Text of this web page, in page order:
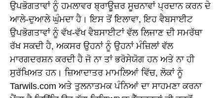
ਉਪਭੋਗਤਾਵਾਂ ਨੂੰ ਹਮਲਾਵਰ ਬ੍ਰਾਊਜ਼ਰ ਸੂਚਨਾਵਾਂ ਪ੍ਰਦਾਨ ਕਰਨ ਦੇ
ਆਲੇ-ਦੁਆਲੇ ਘੁੰਮਦਾ ਹੈ। ਇਸ ਤੋਂ ਇਲਾਵਾ, ਇਹ ਵੈਬਸਾਈਟ
ਉਪਭੋਗਤਾਵਾਂ ਨੂੰ ਵੱਖ-ਵੱਖ ਵੈਬਸਾਈਟਾਂ ਵੱਲ ਲਿਜਾਣ ਦੀ ਸਮਰੱਥਾ
ਰੱਖ ਸਕਦੀ ਹੈ, ਅਕਸਰ ਉਹਨਾਂ ਨੂੰ ਉਹਨਾਂ ਮੰਜ਼ਿਲਾਂ ਵੱਲ
ਮਾਰਗਦਰਸ਼ਨ ਕਰਦੀ ਹੈ ਜੋ ਨਾ ਤਾਂ ਭਰੋਸੇਯੋਗ ਹਨ ਅਤੇ ਨਾ ਹੀ
ਸੁਰੱਖਿਅਤ ਹਨ। ਜ਼ਿਆਦਾਤਰ ਮਾਮਲਿਆਂ ਵਿੱਚ, ਲੋਕਾਂ ਨੂੰ
Tarwils.com ਅਤੇ ਤੁਲਨਾਤਮਕ ਪੰਨਿਆਂ ਦਾ ਸਾਹਮਣਾ ਕਰਨਾ